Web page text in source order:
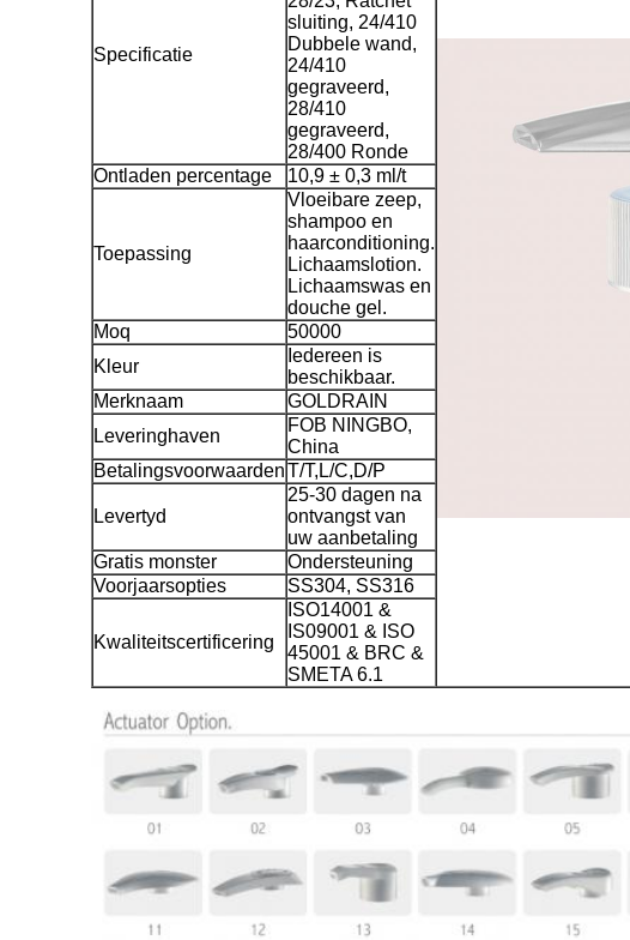
Specificatie
sluiting, 24/410
Dubbele wand,
24/410
gegraveerd,
28/410
gegraveerd,
28/400 Ronde
Ontladen percentage
10,9 ± 0,3 ml/t
Toepassing
Vloeibare zeep,
shampoo en
haarconditioning.
Lichaamslotion.
Lichaamswas en
douche gel.
Moq
50000
Kleur
Iedereen is
beschikbaar.
Merknaam
GOLDRAIN
Leveringhaven
FOB NINGBO,
China
BetalingsvoorwaardenT/T,L/C,D/P
Levertyd
25-30 dagen na
ontvangst van
uw aanbetaling
Gratis monster
Ondersteuning
Voorjaarsopties
SS304, SS316
Kwaliteitscertificering
ISO14001 &
IS09001 & ISO
45001 & BRC &
SMETA 6.1